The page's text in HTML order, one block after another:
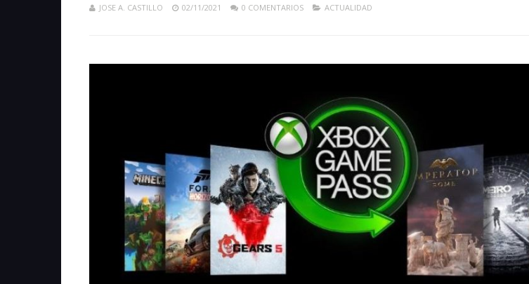
JOSE A. CASTILLO 02/11/2021 0 COMENTARIOS ACTUALIDAD